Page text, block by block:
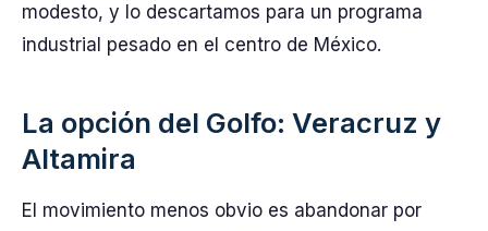
modesto, y lo descartamos para un programa
industrial pesado en el centro de México.
La opción del Golfo: Veracruz y
Altamira
El movimiento menos obvio es abandonar por